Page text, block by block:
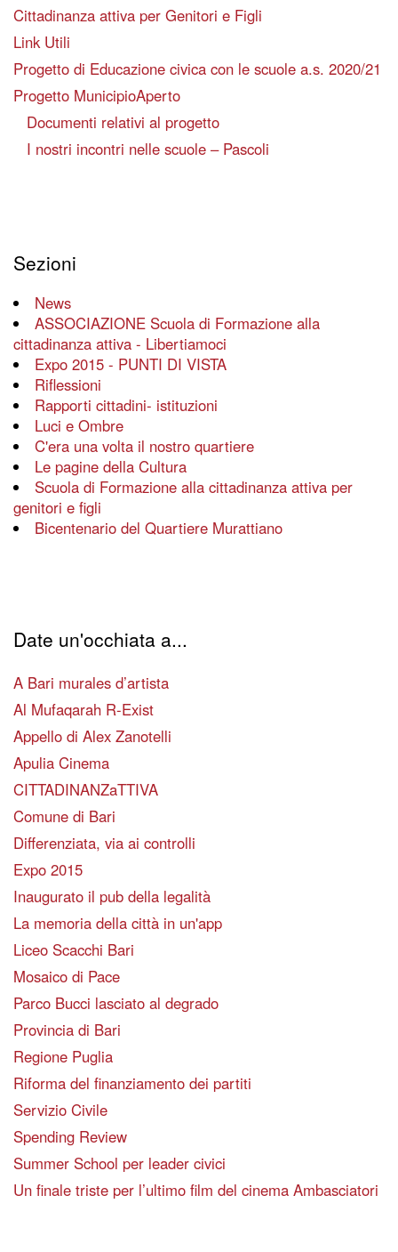
Cittadinanza attiva per Genitori e Figli
Link Utili
Progetto di Educazione civica con le scuole a.s. 2020/21
Progetto MunicipioAperto
Documenti relativi al progetto
I nostri incontri nelle scuole – Pascoli
Sezioni
News
ASSOCIAZIONE Scuola di Formazione alla
cittadinanza attiva - Libertiamoci
Expo 2015 - PUNTI DI VISTA
Riflessioni
Rapporti cittadini- istituzioni
Luci e Ombre
C'era una volta il nostro quartiere
Le pagine della Cultura
Scuola di Formazione alla cittadinanza attiva per
genitori e figli
Bicentenario del Quartiere Murattiano
Date un'occhiata a...
A Bari murales d’artista
Al Mufaqarah R-Exist
Appello di Alex Zanotelli
Apulia Cinema
CITTADINANZaTTIVA
Comune di Bari
Differenziata, via ai controlli
Expo 2015
Inaugurato il pub della legalità
La memoria della città in un'app
Liceo Scacchi Bari
Mosaico di Pace
Parco Bucci lasciato al degrado
Provincia di Bari
Regione Puglia
Riforma del finanziamento dei partiti
Servizio Civile
Spending Review
Summer School per leader civici
Un finale triste per l’ultimo film del cinema Ambasciatori